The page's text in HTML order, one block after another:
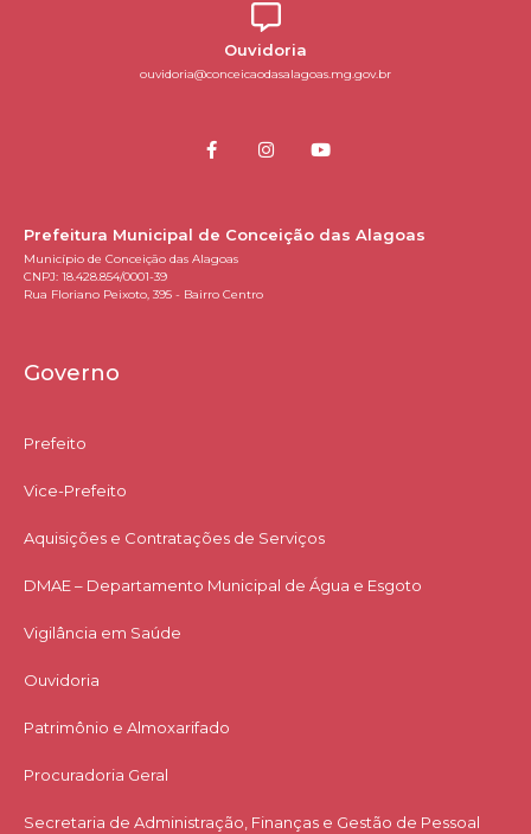
Ouvidoria
ouvidoria@conceicaodasalagoas.mg.gov.br
Prefeitura Municipal de Conceição das Alagoas
Município de Conceição das Alagoas
CNPJ: 18.428.854/0001-39
Rua Floriano Peixoto, 395 - Bairro Centro
Governo
Prefeito
Vice-Prefeito
Aquisições e Contratações de Serviços​
DMAE – Departamento Municipal de Água e Esgoto
Vigilância em Saúde
Ouvidoria
Patrimônio e Almoxarifado
Procuradoria Geral
Secretaria de Administração, Finanças e Gestão de Pessoal